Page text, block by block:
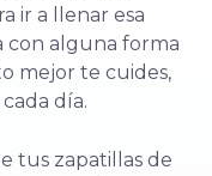
ir a llenar esa
con alguna forma
mejor te cuides,
día.
tus zapatillas de